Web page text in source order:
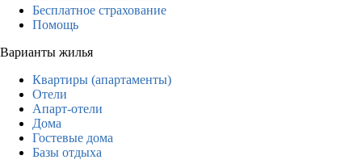
Бесплатное страхование
Помощь
Варианты жилья
Квартиры (апартаменты)
Отели
Апарт-отели
Дома
Гостевые дома
Базы отдыха